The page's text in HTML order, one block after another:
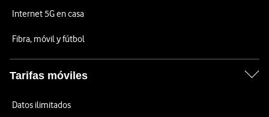
Internet 5G en casa
Fibra, móvil y fútbol
Tarifas móviles
Datos ilimitados